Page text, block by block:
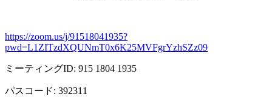
https://zoom.us/j/91518041935?
pwd=L1ZITzdXQUNmT0x6K25MVFgrYzhSZz09
ミーティングID: 915 1804 1935
パスコード: 392311